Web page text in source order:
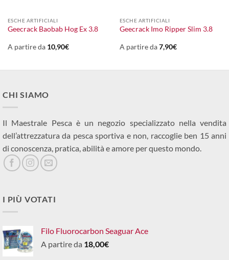
ESCHE ARTIFICIALI
Geecrack Baobab Hog Ex 3.8
A partire da 10,90€
ESCHE ARTIFICIALI
Geecrack Imo Ripper Slim 3.8
A partire da7,90€
CHI SIAMO
Il Maestrale Pesca è un negozio specializzato nella vendita
dell’attrezzatura da pesca sportiva e non, raccoglie ben 15 anni
di conoscenza, pratica, abilità e amore per questo mondo.
I PIÙ VOTATI
Filo Fluorocarbon Seaguar Ace
A partire da 18,00€